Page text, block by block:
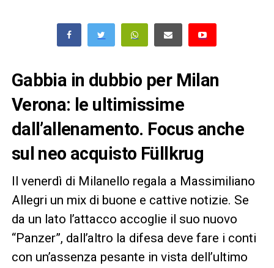
Gabbia in dubbio per Milan
Verona: le ultimissime
dall’allenamento. Focus anche
sul neo acquisto Füllkrug
Il venerdì di Milanello regala a Massimiliano
Allegri un mix di buone e cattive notizie. Se
da un lato l’attacco accoglie il suo nuovo
“Panzer”, dall’altro la difesa deve fare i conti
con un’assenza pesante in vista dell’ultimo